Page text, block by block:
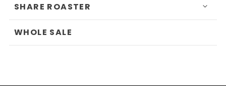
SHARE ROASTER
WHOLE SALE